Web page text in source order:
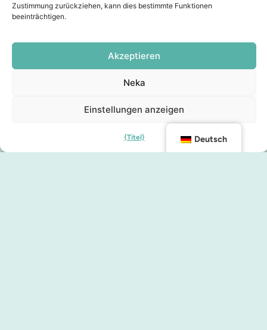
Zustimmung zurückziehen, kann dies bestimmte Funktionen
beeinträchtigen.
Akzeptieren
Neka
Einstellungen anzeigen
{Titel} Deutsch